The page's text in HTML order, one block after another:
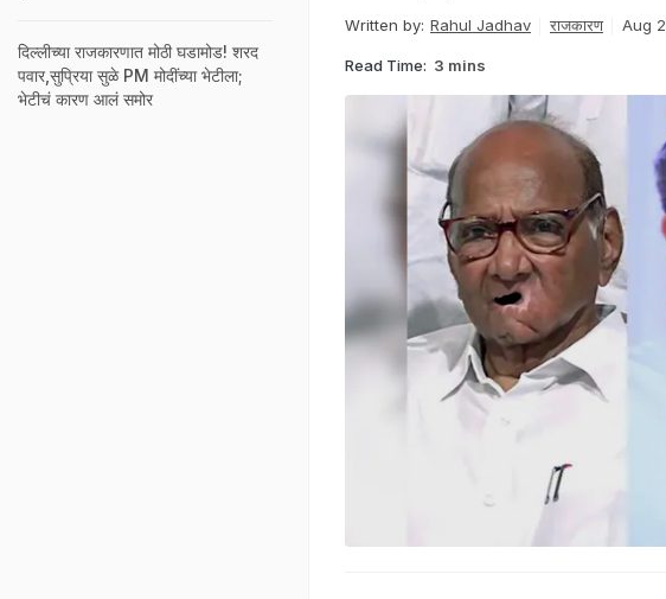
Written by: Rahul Jadhav राजकारण Aug
Read Time: 3 mins
दिल्लीच्या राजकारणात मोठी घडामोड! शरद
पवार,सुप्रिया सुळे PM मोदींच्या भेटीला;
भेटीचं कारण आलं समोर